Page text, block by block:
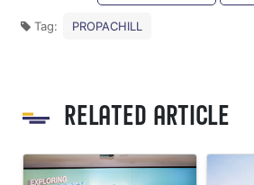
Tag: PROPACHILL
RELATED ARTICLE